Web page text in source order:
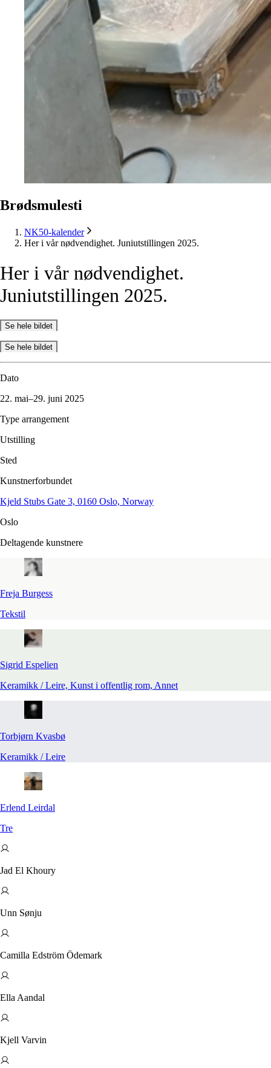
Brødsmulesti
NK50-kalender
Her i vår nødvendighet. Juniutstillingen 2025.
Her i vår nødvendighet.
Juniutstillingen 2025.
Se hele bildet
Se hele bildet
Dato
22. mai–29. juni 2025
Type arrangement
Utstilling
Sted
Kunstnerforbundet
Kjeld Stubs Gate 3, 0160 Oslo, Norway
Oslo
Deltagende kunstnere
Freja Burgess
Tekstil
Sigrid Espelien
Keramikk / Leire, Kunst i offentlig rom, Annet
Torbjørn Kvasbø
Keramikk / Leire
Erlend Leirdal
Tre
Jad El Khoury
Unn Sønju
Camilla Edström Ödemark
Ella Aandal
Kjell Varvin